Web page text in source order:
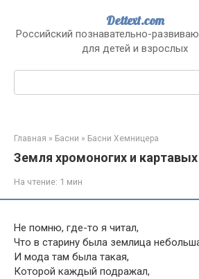
контенту
Dettext.com
Российский познавательно-
для детей и взрослых
Поиск:
Главная » Басни » Басни Хемницера
Земля хромоногих и картавых
На чтение: 1 мин
Не помню, где-то я читал,
Что в старину была землица
И мода там была такая,
Которой каждый подражал,